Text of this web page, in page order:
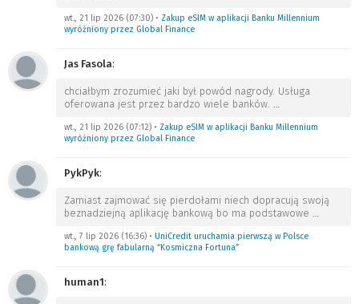
wt., 21 lip 2026 (07:30) • Zakup eSIM w aplikacji Banku Millennium
wyróżniony przez Global Finance
Jas Fasola:
chciałbym zrozumieć jaki był powód nagrody. Usługa
oferowana jest przez bardzo wiele banków.
wt., 21 lip 2026 (07:12) • Zakup eSIM w aplikacji Banku Millennium
wyróżniony przez Global Finance
PykPyk:
Zamiast zajmować się pierdołami niech dopracują swoją
beznadziejną aplikację bankową bo ma podstawowe
wt., 7 lip 2026 (16:36) • UniCredit uruchamia pierwszą w Polsce
bankową grę fabularną “Kosmiczna Fortuna”
human1: